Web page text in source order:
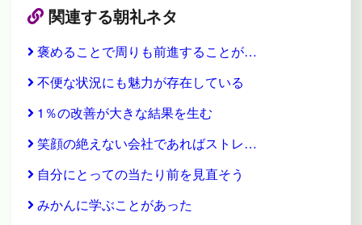
関連する朝礼ネタ
褒めることで周りも前進することが…
不便な状況にも魅力が存在している
1％の改善が大きな結果を生む
笑顔の絶えない会社であればストレ…
自分にとっての当たり前を見直そう
みかんに学ぶことがあった